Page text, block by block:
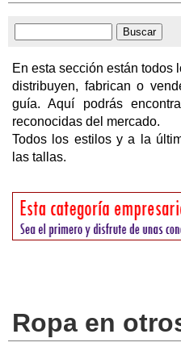
En esta sección están todos
distribuyen, fabrican o
guía. Aquí podrás
reconocidas del mercado.
Todos los estilos y a la
las tallas.
Ropa en